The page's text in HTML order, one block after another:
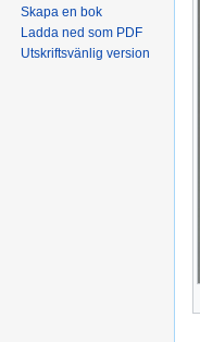
Skapa en bok
Ladda ned som PDF
Utskriftsvänlig version